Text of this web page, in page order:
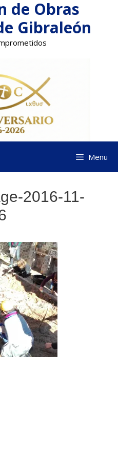
de Obras
Gibraleón
Menu
2016-11-